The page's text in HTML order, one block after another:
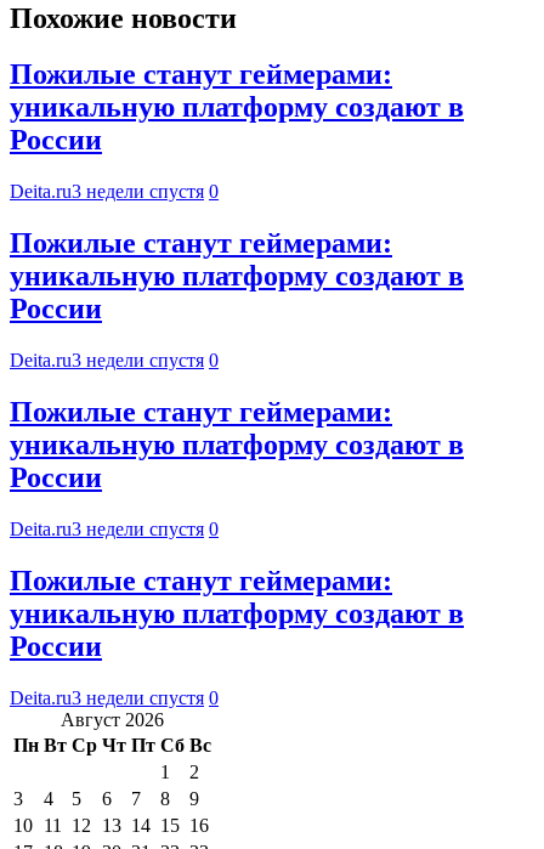
Похожие новости
Пожилые станут геймерами:
уникальную платформу создают в
России
Deita.ru3 недели спустя 0
Пожилые станут геймерами:
уникальную платформу создают в
России
Deita.ru3 недели спустя 0
Пожилые станут геймерами:
уникальную платформу создают в
России
Deita.ru3 недели спустя 0
Пожилые станут геймерами:
уникальную платформу создают в
России
Deita.ru3 недели спустя 0
Август 2026
Пн Вт Ср Чт Пт Сб Вс
1
2
3
4 5 6 7 8
9
10 11 12 13 14 15 16